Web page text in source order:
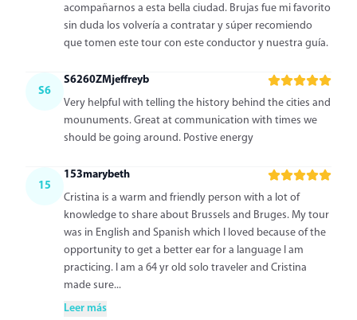
acompañarnos a esta bella ciudad. Brujas fue mi favorito
sin duda los volvería a contratar y súper recomiendo
que tomen este tour con este conductor y nuestra guía.
S6
S6260ZMjeffreyb
Very helpful with telling the history behind the cities and
mounuments. Great at communication with times we
should be going around. Postive energy
15
153marybeth
Cristina is a warm and friendly person with a lot of
knowledge to share about Brussels and Bruges. My tour
was in English and Spanish which I loved because of the
opportunity to get a better ear for a language I am
practicing. I am a 64 yr old solo traveler and Cristina
made sure...
Leer más